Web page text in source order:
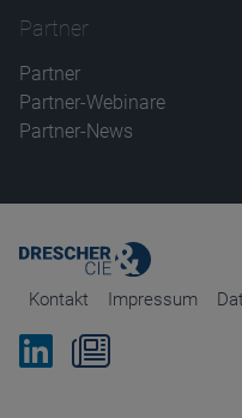
Partner
Partner
Partner-Webinare
Partner-News
Kontakt Impressum
Bei Linkedin folgen
Zum Newsletter